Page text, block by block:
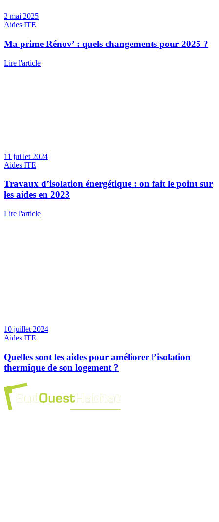
2 mai 2025
Aides ITE
Ma prime Rénov’ : quels changements pour 2025 ?
Lire l'article
11 juillet 2024
Aides ITE
Travaux d’isolation énergétique : on fait le point sur
les aides en 2023
Lire l'article
10 juillet 2024
Aides ITE
Quelles sont les aides pour améliorer l’isolation
thermique de son logement ?